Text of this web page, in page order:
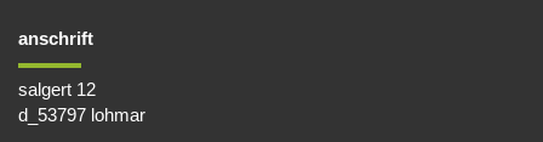
anschrift
salgert 12
d_53797 lohmar